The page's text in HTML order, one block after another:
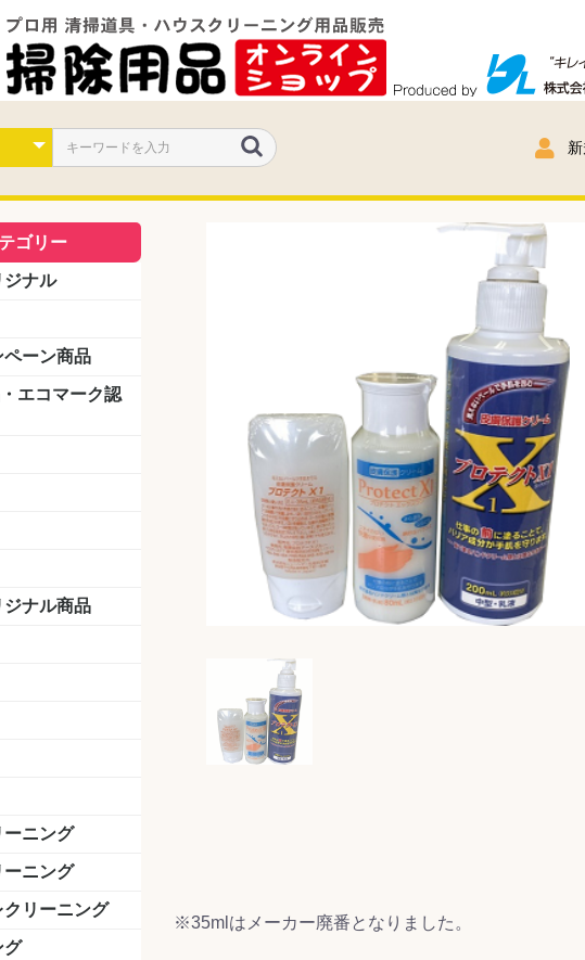
ゴリー
ジナル
ペーン商品
品エコマーク認
樹脂ワックス(一般製品)
ドライメンテナンス用樹
水性・半樹脂製品
ニュートラ フロアケアシ
天然石材用・テラゾー・
木床用ワックス
床用クリーナー
植物油用クリーナー
鉱物油用クリーナー
ス 水性・半樹脂製品
ドライメンテナンス用樹
クリーナー製品
：スイショウ
パン
ブ
ジナル商品
ナー
ナー
ワンタッチ式モップ
その他アタッチメント
(ワンタッチ式用)
ストモップ
ドライバキューム
アップライトバキューム
コードレスタイプ
ン スタンダード
高速回転
ハンディポリッシャー
関連商品
動床洗浄機用
計
ーニング
ーニング
ッシャー) うろこ取り
リーニング
剤
グ
※35mlはメーカー廃番となりました。